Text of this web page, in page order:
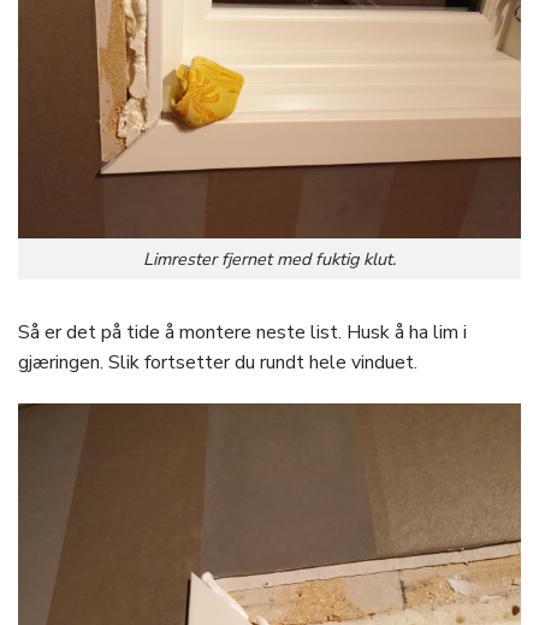
Limrester fjernet med fuktig klut.
Så er det på tide å montere neste list. Husk å ha lim i
gjæringen. Slik fortsetter du rundt hele vinduet.